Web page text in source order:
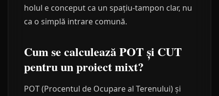
holul e conceput ca un spațiu-tampon clar, nu
ca o simplă intrare comună.
Cum se calculează POT și CUT
pentru un proiect mixt?
POT (Procentul de Ocupare al Terenului) și